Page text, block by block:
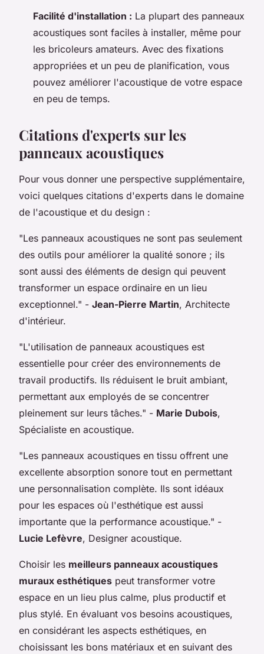
Facilité d'installation : La plupart des panneaux
acoustiques sont faciles à installer, même pour
les bricoleurs amateurs. Avec des fixations
appropriées et un peu de planification, vous
pouvez améliorer l'acoustique de votre espace
en peu de temps.
Citations d'experts sur les
panneaux acoustiques
Pour vous donner une perspective supplémentaire,
voici quelques citations d'experts dans le domaine
de l'acoustique et du design :
"Les panneaux acoustiques ne sont pas seulement
des outils pour améliorer la qualité sonore ; ils
sont aussi des éléments de design qui peuvent
transformer un espace ordinaire en un lieu
exceptionnel." - Jean-Pierre Martin, Architecte
d'intérieur.
"L'utilisation de panneaux acoustiques est
essentielle pour créer des environnements de
travail productifs. Ils réduisent le bruit ambiant,
permettant aux employés de se concentrer
pleinement sur leurs tâches." - Marie Dubois,
Spécialiste en acoustique.
"Les panneaux acoustiques en tissu offrent une
excellente absorption sonore tout en permettant
une personnalisation complète. Ils sont idéaux
pour les espaces où l'esthétique est aussi
importante que la performance acoustique." -
Lucie Lefèvre, Designer acoustique.
Choisir les meilleurs panneaux acoustiques
muraux esthétiques peut transformer votre
espace en un lieu plus calme, plus productif et
plus stylé. En évaluant vos besoins acoustiques,
en considérant les aspects esthétiques, en
choisissant les bons matériaux et en suivant des